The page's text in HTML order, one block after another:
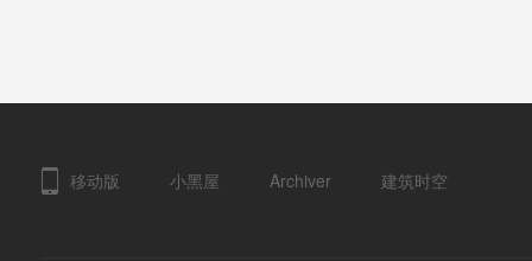
移动版 小黑屋 Archiver 建筑时空